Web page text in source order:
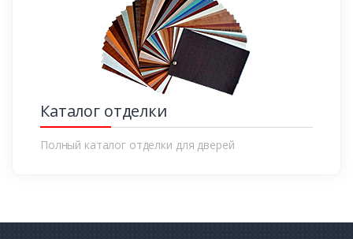
Каталог отделки
Полный каталог отделки для дверей